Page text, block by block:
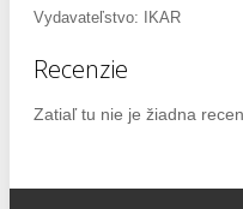
Vydavateľstvo: IKAR
Recenzie
Zatiaľ tu nie je žiadna